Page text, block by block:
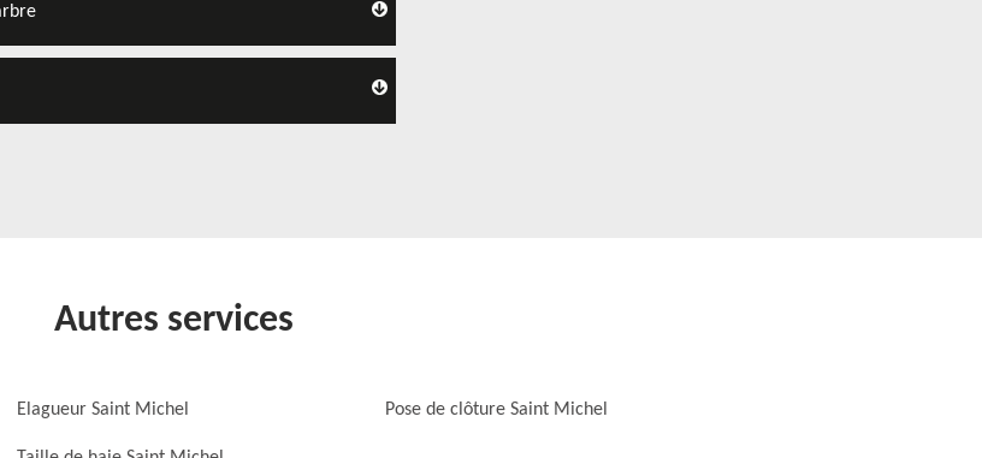
Autres services
Elagueur Saint Michel Pose de clôture Saint Michel